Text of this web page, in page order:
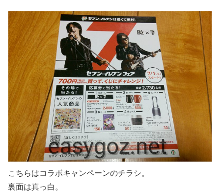
こちらはコラボキャンペーンのチラシ。
裏面は真っ白。